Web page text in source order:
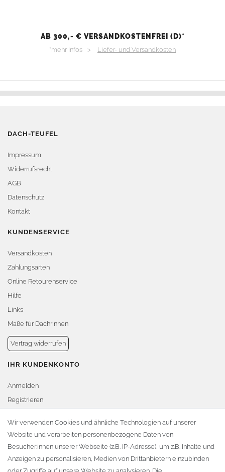
AB 300,- € VERSANDKOSTENFREI (D)*
*mehr Infos > Liefer- und Versandkosten
DACH-TEUFEL
Impressum
Widerrufsrecht
AGB
Datenschutz
Kontakt
KUNDENSERVICE
Versandkosten
Zahlungsarten
Online Retourenservice
Hilfe
Links
Maße für Dachrinnen
Vertrag widerrufen
IHR KUNDENKONTO
Anmelden
Registrieren
Warenkorb
Zur Kasse
KONTAKT
Wir verwenden Cookies und ähnliche Technologien auf unserer
Website und verarbeiten personenbezogene Daten von
Besucher:innen unserer Webseite (z.B. IP-Adresse), um z.B. Inhalte und
Anzeigen zu personalisieren, Medien von Drittanbietern einzubinden